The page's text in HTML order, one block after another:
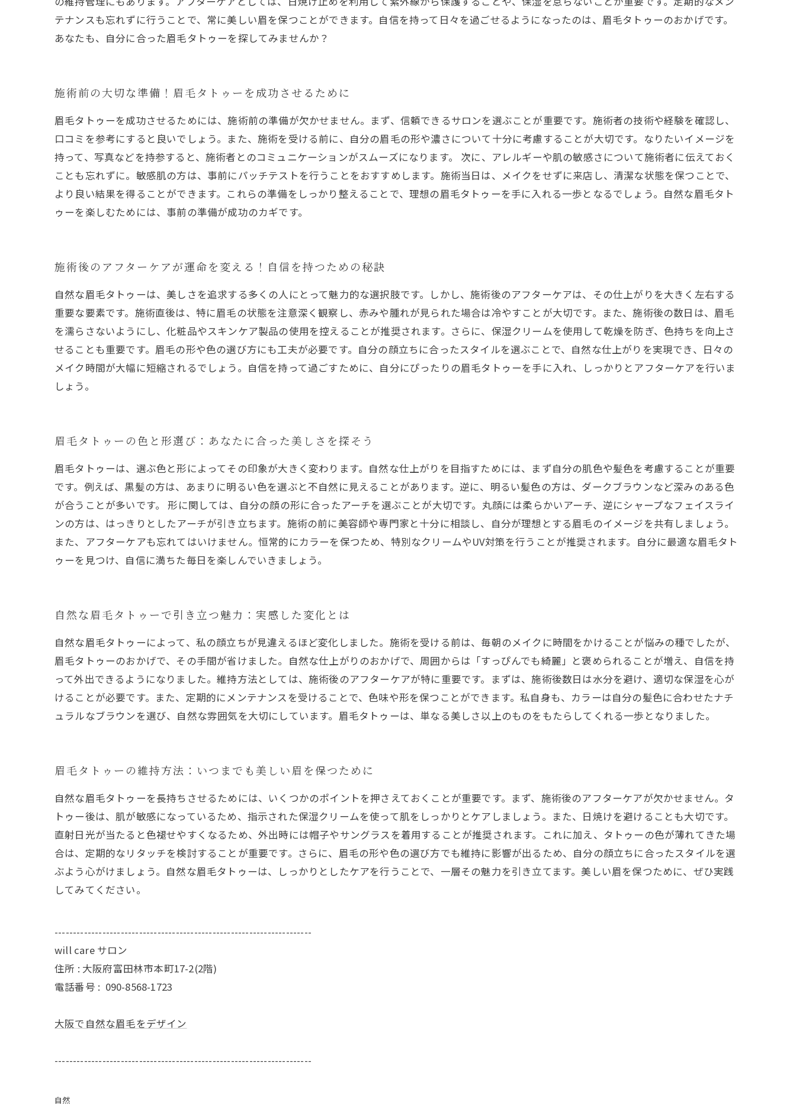
テナンスも忘れずに行うことで、常に美しい眉を保つことができます。自信を持って日々を過ごせるようになったのは、眉毛タトゥーのおかげです。
あなたも、自分に合った眉毛タトゥーを探してみませんか？
施術前の大切な準備！眉毛タトゥーを成功させるために
眉毛タトゥーを成功させるためには、施術前の準備が欠かせません。まず、信頼できるサロンを選ぶことが重要です。施術者の技術や経験を確認し、
口コミを参考にすると良いでしょう。また、施術を受ける前に、自分の眉毛の形や濃さについて十分に考慮することが大切です。なりたいイメージを
持って、写真などを持参すると、施術者とのコミュニケーションがスムーズになります。 次に、アレルギーや肌の敏感さについて施術者に伝えておく
ことも忘れずに。敏感肌の方は、事前にパッチテストを行うことをおすすめします。施術当日は、メイクをせずに来店し、清潔な状態を保つことで、
より良い結果を得ることができます。これらの準備をしっかり整えることで、理想の眉毛タトゥーを手に入れる一歩となるでしょう。自然な眉毛タト
ゥーを楽しむためには、事前の準備が成功のカギです。
施術後のアフターケアが運命を変える！自信を持つための秘訣
自然な眉毛タトゥーは、美しさを追求する多くの人にとって魅力的な選択肢です。しかし、施術後のアフターケアは、その仕上がりを大きく左右する
重要な要素です。施術直後は、特に眉毛の状態を注意深く観察し、赤みや腫れが見られた場合は冷やすことが大切です。また、施術後の数日は、眉毛
を濡らさないようにし、化粧品やスキンケア製品の使用を控えることが推奨されます。さらに、保湿クリームを使用して乾燥を防ぎ、色持ちを向上さ
せることも重要です。眉毛の形や色の選び方にも工夫が必要です。自分の顔立ちに合ったスタイルを選ぶことで、自然な仕上がりを実現でき、日々の
メイク時間が大幅に短縮されるでしょう。自信を持って過ごすために、自分にぴったりの眉毛タトゥーを手に入れ、しっかりとアフターケアを行いま
しょう。
眉毛タトゥーの色と形選び：あなたに合った美しさを探そう
眉毛タトゥーは、選ぶ色と形によってその印象が大きく変わります。自然な仕上がりを目指すためには、まず自分の肌色や髪色を考慮することが重要
です。例えば、黒髪の方は、あまりに明るい色を選ぶと不自然に見えることがあります。逆に、明るい髪色の方は、ダークブラウンなど深みのある色
が合うことが多いです。 形に関しては、自分の顔の形に合ったアーチを選ぶことが大切です。丸顔には柔らかいアーチ、逆にシャープなフェイスライ
ンの方は、はっきりとしたアーチが引き立ちます。施術の前に美容師や専門家と十分に相談し、自分が理想とする眉毛のイメージを共有しましょう。
また、アフターケアも忘れてはいけません。恒常的にカラーを保つため、特別なクリームやUV対策を行うことが推奨されます。自分に最適な眉毛タト
ゥーを見つけ、自信に満ちた毎日を楽しんでいきましょう。
自然な眉毛タトゥーで引き立つ魅力：実感した変化とは
自然な眉毛タトゥーによって、私の顔立ちが見違えるほど変化しました。施術を受ける前は、毎朝のメイクに時間をかけることが悩みの種でしたが、
眉毛タトゥーのおかげで、その手間が省けました。自然な仕上がりのおかげで、周囲からは「すっぴんでも綺麗」と褒められることが増え、自信を持
って外出できるようになりました。維持方法としては、施術後のアフターケアが特に重要です。まずは、施術後数日は水分を避け、適切な保湿を心が
けることが必要です。また、定期的にメンテナンスを受けることで、色味や形を保つことができます。私自身も、カラーは自分の髪色に合わせたナチ
ュラルなブラウンを選び、自然な雰囲気を大切にしています。眉毛タトゥーは、単なる美しさ以上のものをもたらしてくれる一歩となりました。
眉毛タトゥーの維持方法：いつまでも美しい眉を保つために
自然な眉毛タトゥーを長持ちさせるためには、いくつかのポイントを押さえておくことが重要です。まず、施術後のアフターケアが欠かせません。タ
トゥー後は、肌が敏感になっているため、指示された保湿クリームを使って肌をしっかりとケアしましょう。また、日焼けを避けることも大切です。
直射日光が当たると色褪せやすくなるため、外出時には帽子やサングラスを着用することが推奨されます。これに加え、タトゥーの色が薄れてきた場
合は、定期的なリタッチを検討することが重要です。さらに、眉毛の形や色の選び方でも維持に影響が出るため、自分の顔立ちに合ったスタイルを選
ぶよう心がけましょう。自然な眉毛タトゥーは、しっかりとしたケアを行うことで、一層その魅力を引き立てます。美しい眉を保つために、ぜひ実践
してみてください。
----------------------------------------------------------------------
will care サロン
住所 : 大阪府富田林市本町17-2(2階)
電話番号 : 090-8568-1723
大阪で自然な眉毛をデザイン
----------------------------------------------------------------------
自然